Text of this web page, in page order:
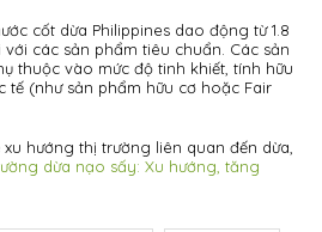
cốt dừa Philippines dao động từ 1.8
với các sản phẩm tiêu chuẩn. Các sản
thuộc vào mức độ tinh khiết, tính hữu
tế (như sản phẩm hữu cơ hoặc Fair
hướng thị trường liên quan đến dừa,
dừa nạo sấy: Xu hướng, tăng